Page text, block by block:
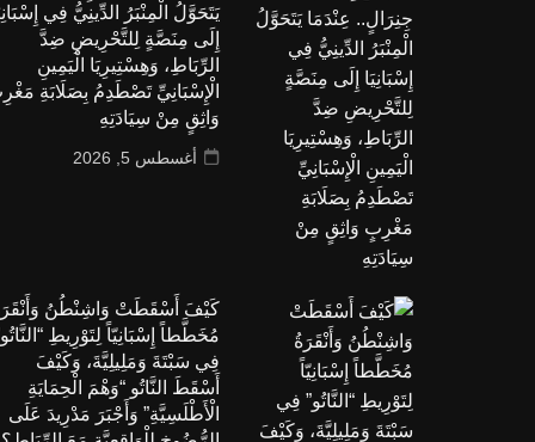
يَتَحَوَّلُ الْمِنْبَرُ الدِّينِيُّ فِي
إِلَى مِنَصَّةٍ لِلتَّحْرِيضِ ضِدَّ
الرِّبَاطِ، وَهِسْتِيرِيَا الْيَمِينِ
الْإِسْبَانِيِّ تَصْطَدِمُ بِصَلَابَةِ
وَاثِقٍ مِنْ سِيَادَتِهِ
أغسطس 5, 2026
كَيْفَ أَسْقَطَتْ وَاشِنْطُنُ
مُخَطَّطاً إِسْبَانِيّاً لِتَوْرِيطِ
فِي سَبْتَةَ وَمَلِيلِيَّةَ، وَكَيْفَ
أَسْقَطَ النَّاتُو “وَهْمَ الْحِمَايَةِ
الْأَطْلَسِيَّةِ” وَأَجْبَرَ مَدْرِيدَ عَلَى